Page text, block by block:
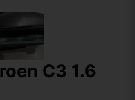
C3 1.6